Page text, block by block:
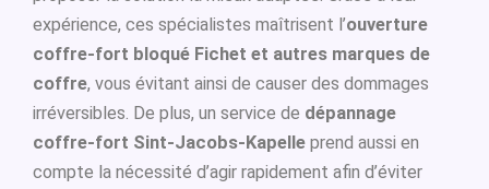
expérience, ces spécialistes maîtrisent l’ouverture
coffre-fort bloqué Fichet et autres marques de
coffre, vous évitant ainsi de causer des dommages
irréversibles. De plus, un service de dépannage
coffre-fort Sint-Jacobs-Kapelle prend aussi en
compte la nécessité d’agir rapidement afin d’éviter